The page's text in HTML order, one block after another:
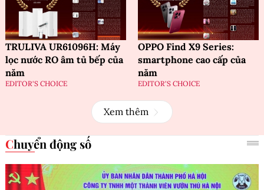
TRULIVA UR61096H: Máy
lọc nước RO âm tủ bếp của
năm
EDITOR'S CHOICE
OPPO Find X9 Series:
smartphone cao cấp của
năm
EDITOR'S CHOICE
Xem thêm
Chuyển động số